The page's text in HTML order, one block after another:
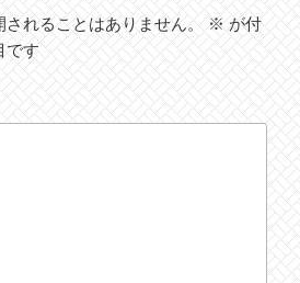
されることはありません。 ※が付
です